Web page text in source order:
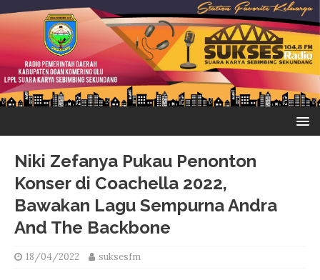
Niki Zefanya Pukau Penonton
Konser di Coachella 2022,
Bawakan Lagu Sempurna Andra
And The Backbone
18/04/2022 suksesfm